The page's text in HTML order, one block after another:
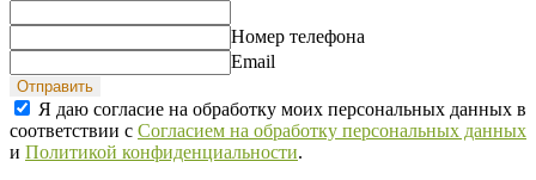
Номер телефона
Email
Отправить
Я даю согласие на обработку моих персональных данных в
соответствии с Согласием на обработку персональных данных
и Политикой конфиденциальности.